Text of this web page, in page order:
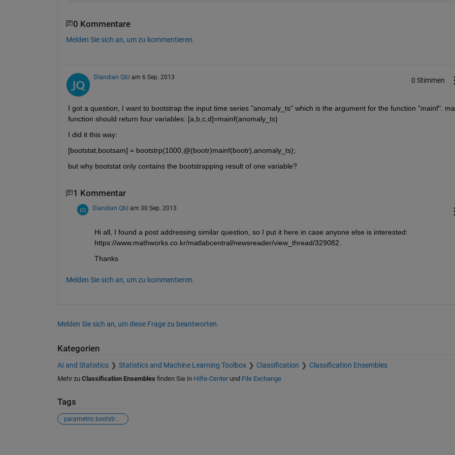
0 Kommentare
Melden Sie sich an, um zu kommentieren.
Diandian QIU am 6 Sep. 2013 0 Stimmen
I got a question, I want to bootstrap the input time series "anomaly_ts" which is the argument for the function "mainf".
function should return four variables: [a,b,c,d]=mainf(anomaly_ts)
I did it this way:
[bootstat,bootsam] = bootstrp(1000,@(bootr)mainf(bootr),anomaly_ts);
but why bootstat only contains the bootstrapping result of one variable?
1 Kommentar
Diandian QIU am 30 Sep. 2013
Hi all, I found a post addressing similar question, so I put it here in case anyone else is interested:
https://www.mathworks.co.kr/matlabcentral/newsreader/view_thread/329082.
Thanks
Melden Sie sich an, um zu kommentieren.
Melden Sie sich an, um diese Frage zu beantworten.
Kategorien
AI and Statistics Statistics and Machine Learning Toolbox Classification Classification Ensembles
Mehr zu Classification Ensembles finden Sie in Hilfe-Centerund File Exchange
Tags
parametric bootstraping